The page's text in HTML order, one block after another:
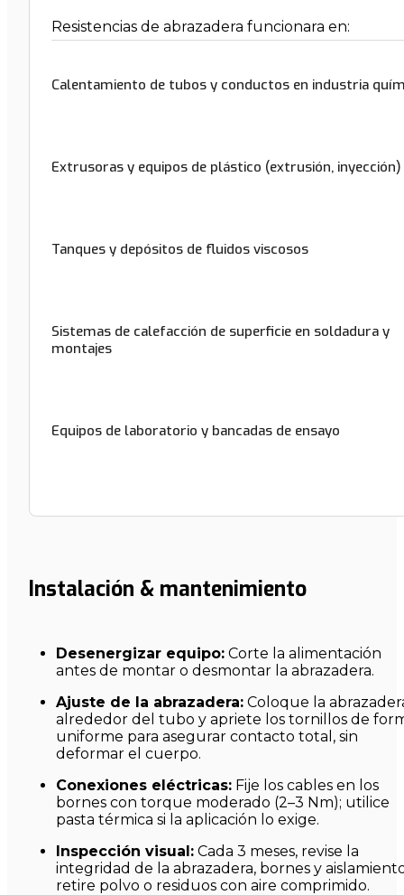
Instalación & mantenimiento
Desenergizar equipo: Corte la alimentación
antes de montar o desmontar la abrazadera.
Ajuste de la abrazadera: Coloque la
alrededor del tubo y apriete los tornillos de
uniforme para asegurar contacto total, sin
deformar el cuerpo.
Conexiones eléctricas: Fije los cables en los
bornes con torque moderado (2–3 Nm); utilice
pasta térmica si la aplicación lo exige.
Inspección visual: Cada 3 meses, revise la
integridad de la abrazadera, bornes y
retire polvo o residuos con aire comprimido.
Resistencias de abrazadera funcionara en:
Calentamiento de tubos y conductos en industria
Extrusoras y equipos de plástico (extrusión, inyección)
Tanques y depósitos de fluidos viscosos
Sistemas de calefacción de superficie en soldadura y
montajes
Equipos de laboratorio y bancadas de ensayo